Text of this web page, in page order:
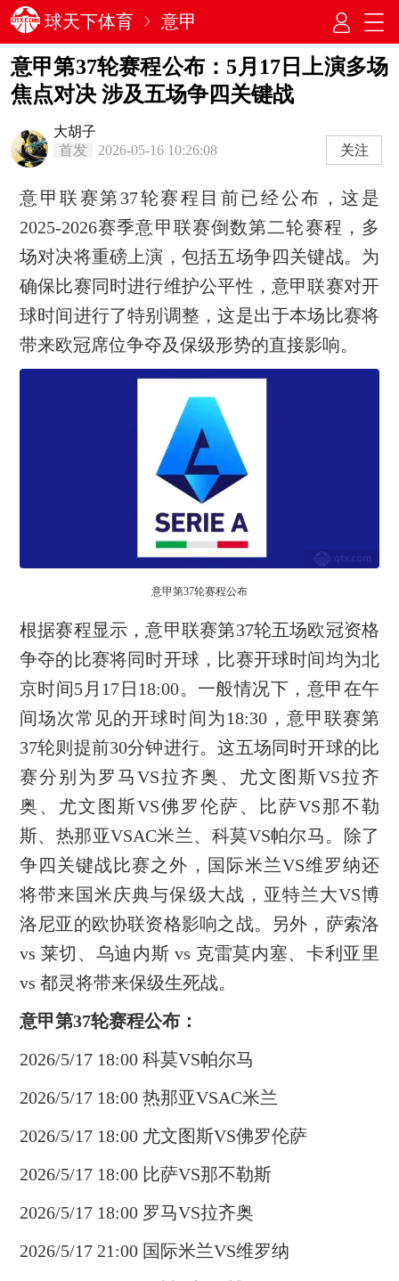
球天下体育 意甲
意甲第37轮赛程公布：5月17日上演多场
焦点对决 涉及五场争四关键战
大胡子
首发
2026-05-16 10:26:08 关注
意甲联赛第37轮赛程目前已经公布，这是
2025-2026赛季意甲联赛倒数第二轮赛程，多
场对决将重磅上演，包括五场争四关键战。为
确保比赛同时进行维护公平性，意甲联赛对开
球时间进行了特别调整，这是出于本场比赛将
带来欧冠席位争夺及保级形势的直接影响。
意甲第37轮赛程公布
根据赛程显示，意甲联赛第37轮五场欧冠资格
争夺的比赛将同时开球，比赛开球时间均为北
京时间5月17日18:00。一般情况下，意甲在午
间场次常见的开球时间为18:30，意甲联赛第
37轮则提前30分钟进行。这五场同时开球的比
赛分别为罗马VS拉齐奥、尤文图斯VS拉齐
奥、尤文图斯VS佛罗伦萨、比萨VS那不勒
斯、热那亚VSAC米兰、科莫VS帕尔马。除了
争四关键战比赛之外，国际米兰VS维罗纳还
将带来国米庆典与保级大战，亚特兰大VS博
洛尼亚的欧协联资格影响之战。另外，萨索洛
vs 莱切、乌迪内斯 vs 克雷莫内塞、卡利亚里
vs 都灵将带来保级生死战。
意甲第37轮赛程公布：
2026/5/17 18:00 科莫VS帕尔马
2026/5/17 18:00 热那亚VSAC米兰
2026/5/17 18:00 尤文图斯VS佛罗伦萨
2026/5/17 18:00 比萨VS那不勒斯
2026/5/17 18:00 罗马VS拉齐奥
2026/5/17 21:00 国际米兰VS维罗纳